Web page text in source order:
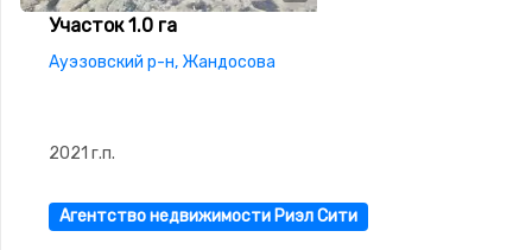
Участок 1.0 га
Ауэзовский р-н, Жандосова
2021 г.п.
Агентство недвижимости Риэл Сити